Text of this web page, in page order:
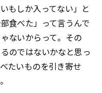
もしか入ってない」と
食べた」って言うんで
ないからって。その
のではないかなと思っ
たいものを引き寄せ